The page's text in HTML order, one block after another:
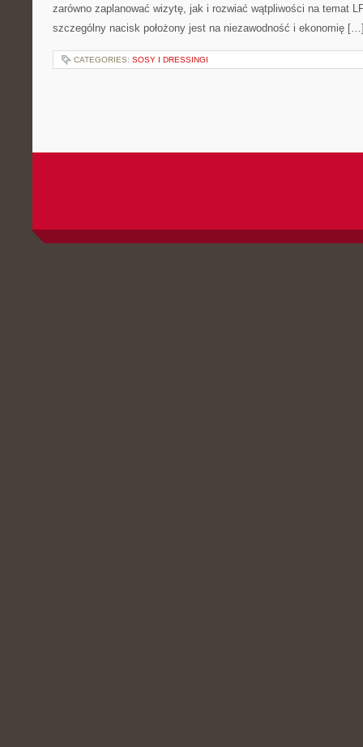
zarówno zaplanować wizytę, jak i rozwiać wątpliwości na temat
szczególny nacisk położony jest na niezawodność i ekonomię
CATEGORIES: SOSY I DRESSINGI